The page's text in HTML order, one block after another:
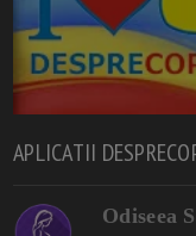
APLICATII
Odiseea